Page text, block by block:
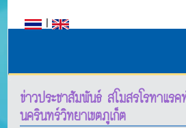
|
ข่าวประชาสัมพันธ์ สโมสรโรทาแร
นครินทร์วิทยาเขตภูเก็ต